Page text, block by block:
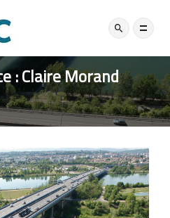
:Claire Morand